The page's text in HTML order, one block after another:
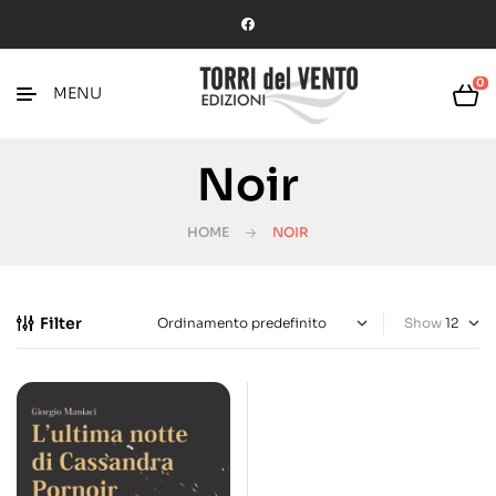
MENU
0
Noir
HOME NOIR
Filter Show